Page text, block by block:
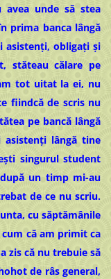
unde să stea
prima banca lângă
asistenți, obligați și
stăteau călare pe
tot uitat la ei, nu
fiindcă de scris nu
pe bancă lângă
lângă tine
singurul student
un timp mi-au
de ce nu scriu.
cu săptămânile
că am primit ca
zis că nu trebuie să
de râs general,